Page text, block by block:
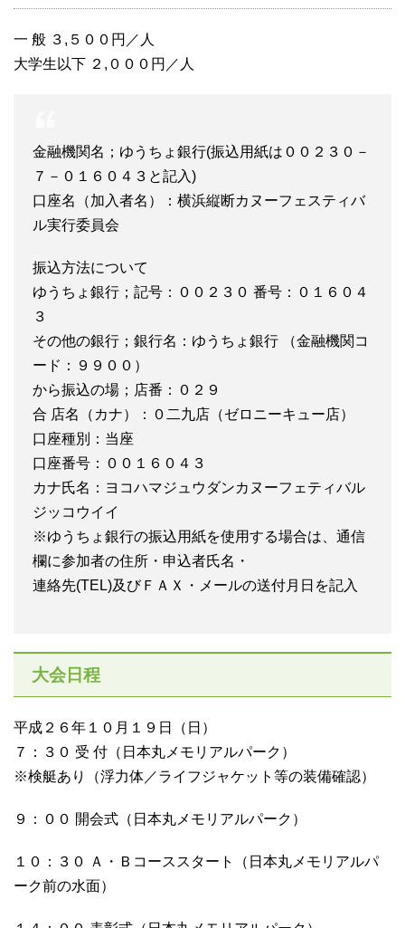
一 般 ３,５００円／人
大学生以下 ２,０００円／人
金融機関名；ゆうちょ銀行(振込用紙は００２３０－
７－０１６０４３と記入)
口座名（加入者名）：横浜縦断カヌーフェスティバ
ル実行委員会
振込方法について
ゆうちょ銀行；記号：００２３０ 番号：０１６０４
３
その他の銀行；銀行名：ゆうちょ銀行 （金融機関コ
ード：９９００）
から振込の場；店番：０２９
合 店名（カナ）：０二九店（ゼロニーキュー店）
口座種別：当座
口座番号：００１６０４３
カナ氏名：ヨコハマジュウダンカヌーフェティバル
ジッコウイイ
※ゆうちょ銀行の振込用紙を使用する場合は、通信
欄に参加者の住所・申込者氏名・
連絡先(TEL)及びＦＡＸ・メールの送付月日を記入
大会日程
平成２６年１０月１９日（日）
７：３０ 受 付（日本丸メモリアルパーク）
※検艇あり（浮力体／ライフジャケット等の装備確認）
９：００ 開会式（日本丸メモリアルパーク）
１０：３０ Ａ・Ｂコーススタート（日本丸メモリアルパ
ーク前の水面）